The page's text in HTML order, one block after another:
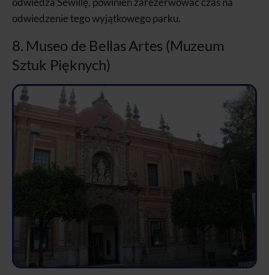
odwiedzenie tego wyjątkowego parku.
8. Museo de Bellas Artes (Muzeum
Sztuk Pięknych)